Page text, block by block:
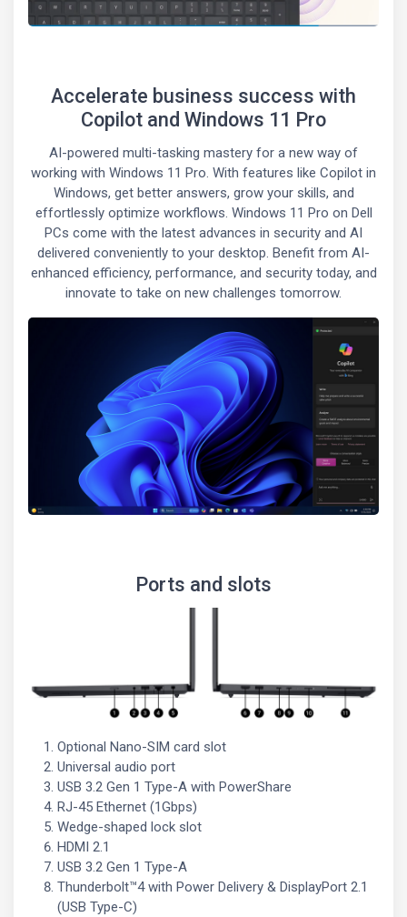
Accelerate business success with
Copilot and Windows 11 Pro
AI-powered multi-tasking mastery for a new way of
working with Windows 11 Pro. With features like Copilot in
Windows, get better answers, grow your skills, and
effortlessly optimize workflows. Windows 11 Pro on Dell
PCs come with the latest advances in security and AI
delivered conveniently to your desktop. Benefit from AI-
enhanced efficiency, performance, and security today, and
innovate to take on new challenges tomorrow.
Ports and slots
Optional Nano-SIM card slot
Universal audio port
USB 3.2 Gen 1 Type-A with PowerShare
RJ-45 Ethernet (1Gbps)
Wedge-shaped lock slot
HDMI 2.1
USB 3.2 Gen 1 Type-A
Thunderbolt™4 with Power Delivery & DisplayPort 2.1
(USB Type-C)